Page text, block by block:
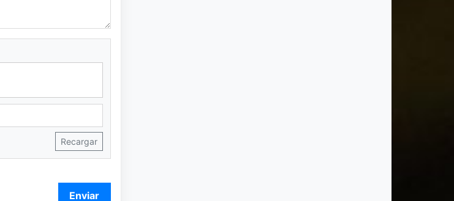
Recargar
Enviar